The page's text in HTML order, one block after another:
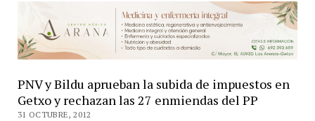
PNV y Bildu aprueban la subida de impuestos en
Getxo y rechazan las 27 enmiendas del PP
31 OCTUBRE, 2012